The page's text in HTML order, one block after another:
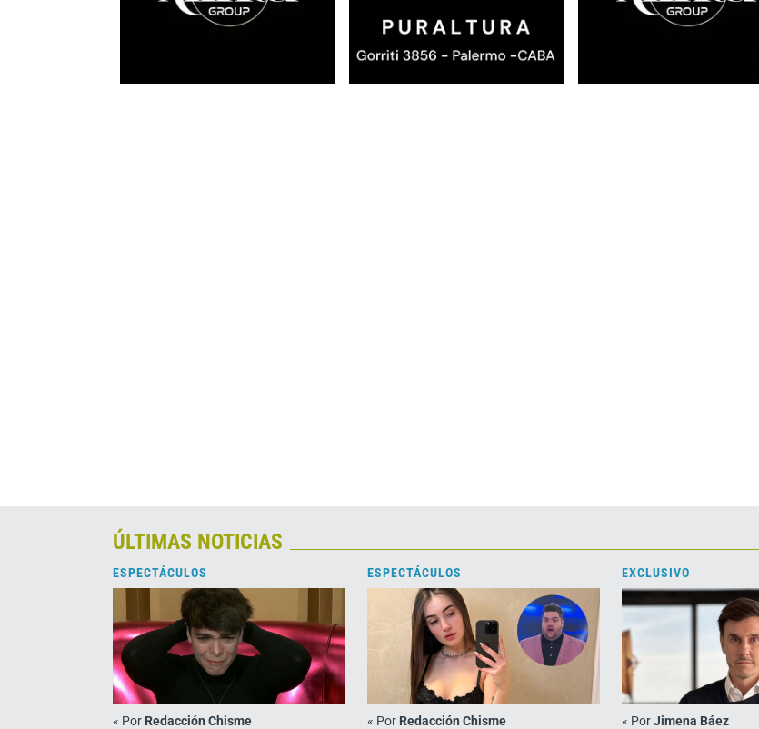
ÚLTIMAS NOTICIAS
ESPECTÁCULOS
« Por Redacción Chisme
ESPECTÁCULOS
« Por Redacción Chisme
EXCLUSIVO
« PorJimena Báez